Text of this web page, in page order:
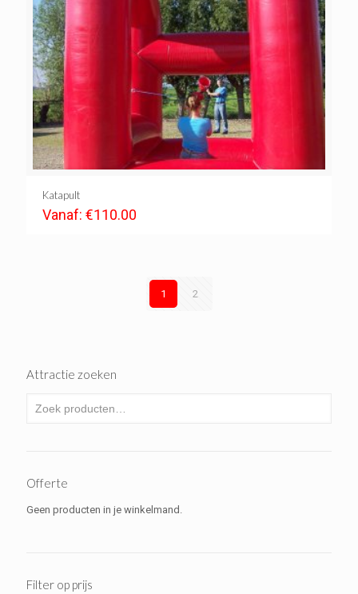
Katapult
Vanaf: €110.00
1 2
Attractie zoeken
Offerte
Geen producten in je winkelmand.
Filter op prijs